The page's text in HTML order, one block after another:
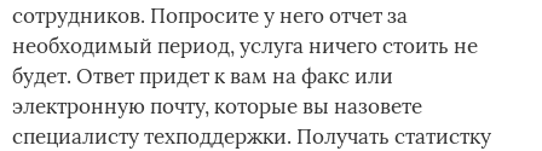
сотрудников. Попросите у него отчет за
необходимый период, услуга ничего стоить не
будет. Ответ придет к вам на факс или
электронную почту, которые вы назовете
специалисту техподдержки. Получать статистку